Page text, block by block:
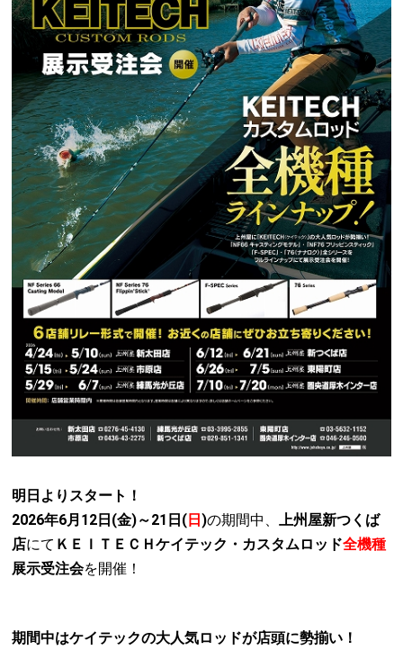
明日よりスタート！
2026年6月12日(金)～21日( 日)の期間中、上州屋新つくば
店にて ＫＥＩＴＥＣＨケイテック・カスタムロッド全機種
展示受注会を開催！
期間中はケイテックの大人気ロッドが店頭に勢揃い！